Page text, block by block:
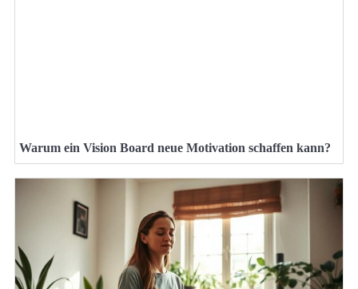
Warum ein Vision Board neue Motivation schaffen kann?